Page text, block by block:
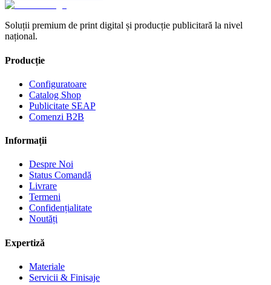
Soluții premium de print digital și producție publicitară la nivel
național.
Producție
Configuratoare
Catalog Shop
Publicitate SEAP
Comenzi B2B
Informații
Despre Noi
Status Comandă
Livrare
Termeni
Confidențialitate
Noutăți
Expertiză
Materiale
Servicii & Finisaje